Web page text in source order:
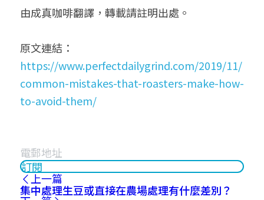
由成真咖啡翻譯，轉載請註明出處。
原文連結：
https://www.perfectdailygrind.com/2019/11/
common-mistakes-that-roasters-make-how-
to-avoid-them/
訂閱
上一篇
集中處理生豆或直接在農場處理有什麼差別？